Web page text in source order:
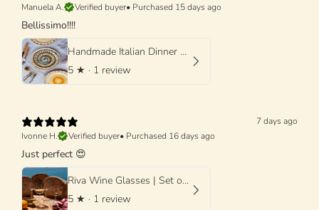
Manuela A.
Verified buyer• Purchased 15 days ago
Bellissimo!!!!
Handmade Italian Dinner Plate 27 cm | Large Ceramic Plate "One of a kind"
5 ★ · 1 review
7 days ago
Ivonne H.
Verified buyer• Purchased 16 days ago
Just perfect 😍
Riva Wine Glasses | Set of 4 Handmade Wine Glasses
5 ★ · 1 review